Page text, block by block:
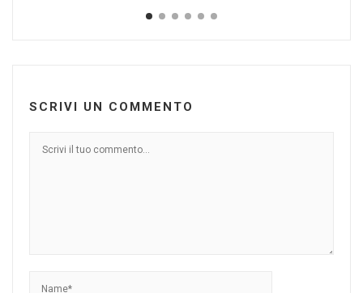
SCRIVI UN COMMENTO